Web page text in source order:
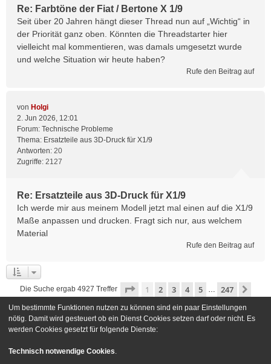
Re: Farbtöne der Fiat / Bertone X 1/9
Seit über 20 Jahren hängt dieser Thread nun auf „Wichtig“ in
der Priorität ganz oben. Könnten die Threadstarter hier
vielleicht mal kommentieren, was damals umgesetzt wurde
und welche Situation wir heute haben?
Rufe den Beitrag auf
von Holgi
2. Jun 2026, 12:01
Forum: Technische Probleme
Thema: Ersatzteile aus 3D-Druck für X1/9
Antworten: 20
Zugriffe: 2127
Re: Ersatzteile aus 3D-Druck für X1/9
Ich werde mir aus meinem Modell jetzt mal einen auf die X1/9
Maße anpassen und drucken. Fragt sich nur, aus welchem
Material
Rufe den Beitrag auf
Die Suche ergab 4927 Treffer Seite 1von 247
1 2 3 4 5 … 247
Gehe zu
Foren-Übersicht Kontakt
Um bestimmte Funktionen nutzen zu können sind ein paar Einstellungen
nötig. Damit wird gesteuert ob ein Dienst Cookies setzen darf oder nicht. Es
werden Cookies gesetzt für folgende Dienste:
Technisch notwendige Cookies.